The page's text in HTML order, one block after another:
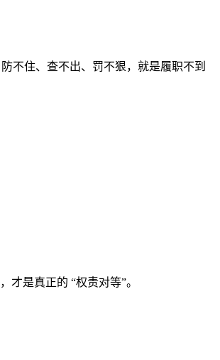
不住、查不出、罚不狠，就是履职不到
是真正的 “权责对等”。